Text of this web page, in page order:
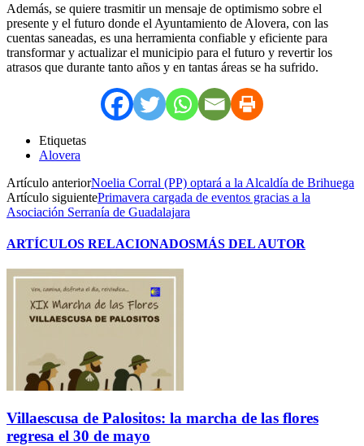
Además, se quiere trasmitir un mensaje de optimismo sobre el
presente y el futuro donde el Ayuntamiento de Alovera, con las
cuentas saneadas, es una herramienta confiable y eficiente para
transformar y actualizar el municipio para el futuro y revertir los
atrasos que durante tanto años y en tantas áreas se ha sufrido.
Etiquetas
Alovera
Artículo anteriorNoelia Corral (PP) optará a la Alcaldía de Brihuega
Artículo siguientePrimavera cargada de eventos gracias a la
Asociación Serranía de Guadalajara
ARTÍCULOS RELACIONADOSMÁS DEL AUTOR
Villaescusa de Palositos: la marcha de las flores
regresa el 30 de mayo